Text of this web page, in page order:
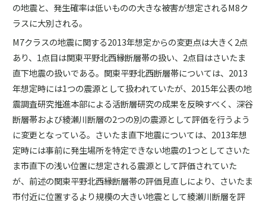
の地震と、発生確率は低いものの大きな被害が想定されるM8ク
ラスに大別される。
M7クラスの地震に関する2013年想定からの変更点は大きく2点
あり、1点目は関東平野北西縁断層帯の扱い、2点目はさいたま
直下地震の扱いである。関東平野北西断層帯については、2013
年想定時には1つの震源として扱われていたが、2015年公表の地
震調査研究推進本部による活断層研究の成果を反映すべく、深谷
断層帯および綾瀬川断層の2つの別の震源として評価を行うよう
に変更となっている。さいたま直下地震については、2013年想
定時には事前に発生場所を特定できない地震の1つとしてさいた
ま市直下の浅い位置に想定される震源として評価されていた
が、前述の関東平野北西縁断層帯の評価見直しにより、さいたま
市付近に位置するより規模の大きい地震として綾瀬川断層を評